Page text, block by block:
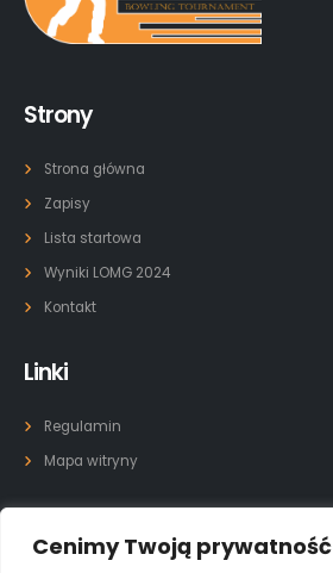
Cenimy Twoją prywatność
Strony
Strona główna
Zapisy
Lista startowa
Wyniki LOMG 2024
Kontakt
Linki
Regulamin
Mapa witryny